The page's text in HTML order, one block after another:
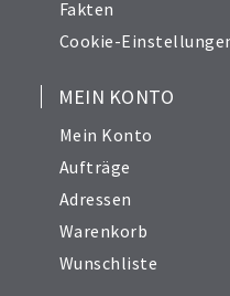
Fakten
Cookie-
MEIN KONTO
Mein Konto
Aufträge
Adressen
Warenkorb
Wunschliste